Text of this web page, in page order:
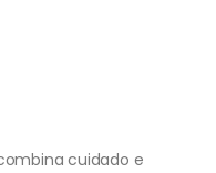
cuidado e